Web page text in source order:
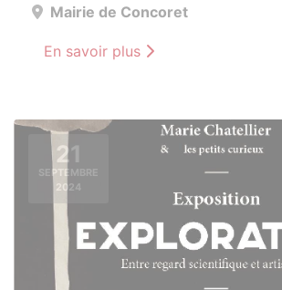
Mairie de Concoret
En savoir plus
21
SEPTEMBRE
2024